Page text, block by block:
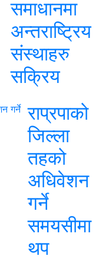
समाधानमा
अन्तराष्ट्रिय
संस्थाहरु
सक्रिय
राप्रपाको
जिल्ला
तहको
अधिवेशन
गर्ने
समयसीमा
थप